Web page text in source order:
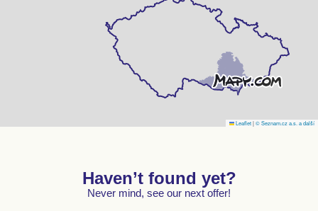
Leaflet|© Seznam.cz a.s. a další
Haven’t found yet?
Never mind, see our next offer!